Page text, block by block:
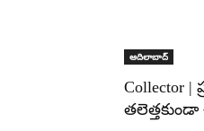
ఆదిలాబాద్
Collector |